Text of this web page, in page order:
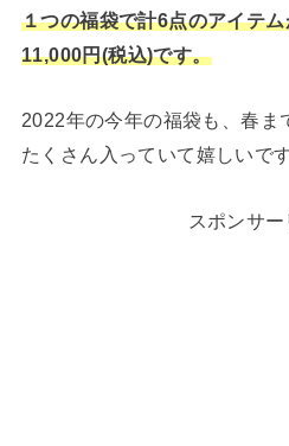
１つの福袋で計6点のアイテ
11,000円(税込)です。
2022年の今年の福袋も、春ま
たくさん入っていて嬉しいです
スポンサー